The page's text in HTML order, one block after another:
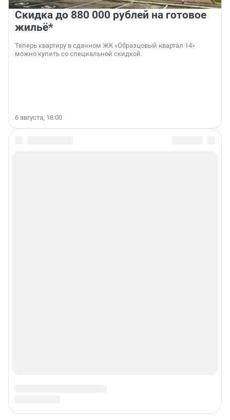
Скидка до 880 000 рублей на готовое
жильё*
Теперь квартиру в сданном ЖК «Образцовый квартал 14»
можно купить со специальной скидкой.
6 августа, 18:00